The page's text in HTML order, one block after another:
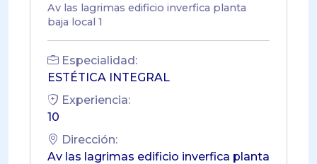
Av las lagrimas edificio inverfica planta
baja local 1
Especialidad:
ESTÉTICA INTEGRAL
Experiencia:
10
Dirección:
Av las lagrimas edificio inverfica planta